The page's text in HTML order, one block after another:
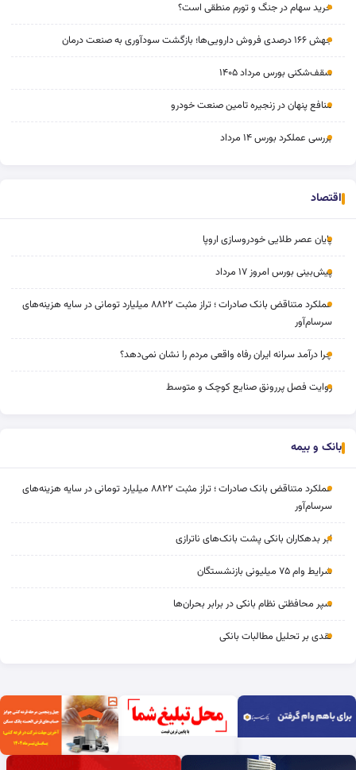
خرید سهام در جنگ و تورم منطقی است؟
جهش ۱۶۶ درصدی فروش دارویی‌ها؛ بازگشت سودآوری به صنعت درمان
سقف‌شکنی بورس مرداد ۱۴۰۵
منافع پنهان در زنجیره تامین صنعت خودرو
بررسی عملکرد بورس ۱۴ مرداد
اقتصاد
پایان عصر طلایی خودروسازی اروپا
پیش‌بینی بورس امروز ۱۷ مرداد
عملکرد متناقض بانک صادرات ؛ تراز مثبت ۸۸۲۲ میلیارد تومانی در سایه هزینه‌های
سرسام‌آور
چرا درآمد سرانه ایران رفاه واقعی مردم را نشان نمی‌دهد؟
روایت فصل پررونق صنایع کوچک و متوسط
بانک و بیمه
عملکرد متناقض بانک صادرات ؛ تراز مثبت ۸۸۲۲ میلیارد تومانی در سایه هزینه‌های
سرسام‌آور
ابر بدهکاران بانکی پشت بانک‌های ناترازی
شرایط وام ۷۵ میلیونی بازنشستگان
سپر محافظتی نظام بانکی در برابر بحران‌ها
نقدی بر تحلیل مطالبات بانکی